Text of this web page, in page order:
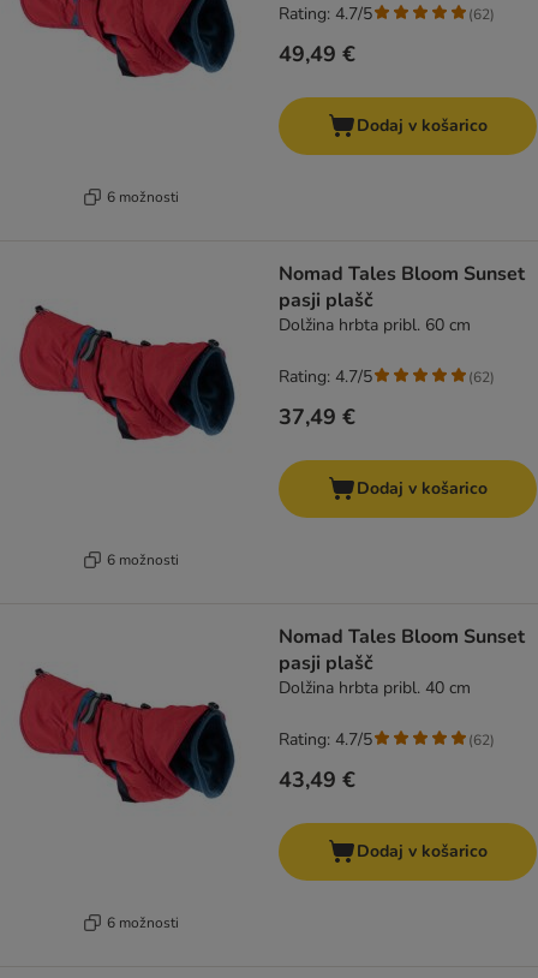
6 možnosti
49,49 €
Rating: 4.7/5 (62)
Dodaj v košarico
6 možnosti
Nomad Tales Bloom Sunset
pasji plašč
Dolžina hrbta pribl. 60 cm
37,49 €
Rating: 4.7/5 (62)
Dodaj v košarico
6 možnosti
Nomad Tales Bloom Sunset
pasji plašč
Dolžina hrbta pribl. 40 cm
43,49 €
Rating: 4.7/5 (62)
Dodaj v košarico